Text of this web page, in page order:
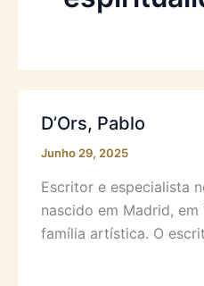
D’Ors, Pablo
Junho 29, 2025
Escritor e especialista
nascido em Madrid,
família artística. O